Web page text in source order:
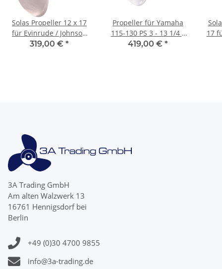
Solas Propeller 12 x 17
für Evinrude / Johnson
40 - 75 PS 13 Zähnen
319,00 € *
Propeller für Yamaha
115-130 PS 3 - 13 1/4 x
17 mit 15 Zähnen
419,00 € *
17
3A Trading GmbH
Am alten Walzwerk 13
16761 Hennigsdorf bei
Berlin
+49 (0)30 4700 9855
info@3a-trading.de